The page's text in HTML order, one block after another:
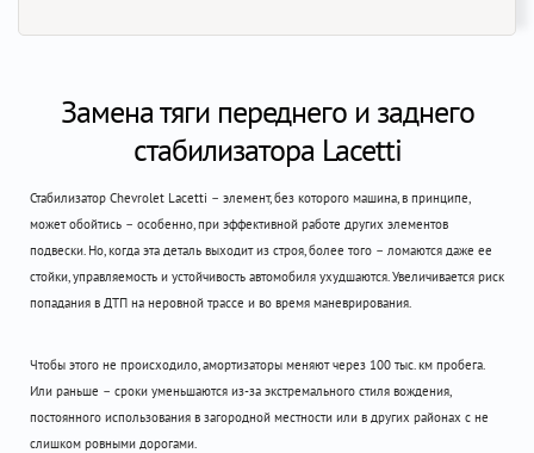
Замена тяги переднего и заднего
стабилизатора Lacetti
Стабилизатор Chevrolet Lacetti – элемент, без которого машина, в принципе,
может обойтись – особенно, при эффективной работе других элементов
подвески. Но, когда эта деталь выходит из строя, более того – ломаются даже ее
стойки, управляемость и устойчивость автомобиля ухудшаются. Увеличивается риск
попадания в ДТП на неровной трассе и во время маневрирования.
Чтобы этого не происходило, амортизаторы меняют через 100 тыс. км пробега.
Или раньше – сроки уменьшаются из-за экстремального стиля вождения,
постоянного использования в загородной местности или в других районах с не
слишком ровными дорогами.